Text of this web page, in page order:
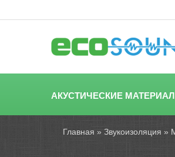
АКУСТИЧЕСКИЕ
Главная » Звукоизоляция »